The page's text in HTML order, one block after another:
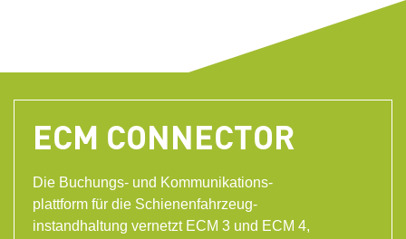
Rail Blog
Einsatzgebiete
ECM CONNECTOR
Die Buchungs- und Kommunikations-
plattform für die Schienenfahrzeug-
instandhaltung vernetzt ECM 3 und ECM 4,